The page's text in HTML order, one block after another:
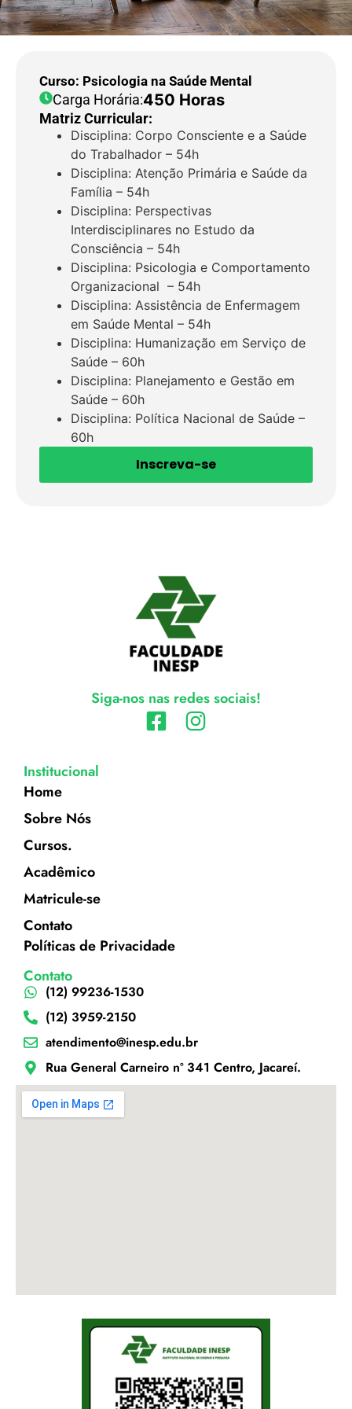
Curso: Psicologia na Saúde Mental
Carga Horária:450 Horas
Matriz Curricular:
Disciplina: Corpo Consciente e a Saúde
do Trabalhador – 54h
Disciplina: Atenção Primária e Saúde da
Família – 54h
Disciplina: Perspectivas
Interdisciplinares no Estudo da
Consciência – 54h
Disciplina: Psicologia e Comportamento
Organizacional – 54h
Disciplina: Assistência de Enfermagem
em Saúde Mental – 54h
Disciplina: Humanização em Serviço de
Saúde – 60h
Disciplina: Planejamento e Gestão em
Saúde – 60h
Disciplina: Política Nacional de Saúde –
60h
Inscreva-se
Siga-nos nas redes sociais!
Institucional
Home
Sobre Nós
Cursos.
Acadêmico
Matricule-se
Contato
Políticas de Privacidade
Contato
(12) 99236-1530
(12) 3959-2150
atendimento@inesp.edu.br
Rua General Carneiro nº 341 Centro, Jacareí.